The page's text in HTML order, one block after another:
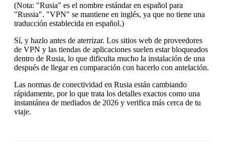
(Nota: "Rusia" es el nombre estándar en español para
"Russia". "VPN" se mantiene en inglés, ya que no tiene una
traducción establecida en español.)
Sí, y hazlo antes de aterrizar. Los sitios web de proveedores
de VPN y las tiendas de aplicaciones suelen estar bloqueados
dentro de Rusia, lo que dificulta mucho la instalación de una
después de llegar en comparación con hacerlo con antelación.
Las normas de conectividad en Rusia están cambiando
rápidamente, por lo que trata los detalles exactos como una
instantánea de mediados de 2026 y verifica más cerca de tu
viaje.